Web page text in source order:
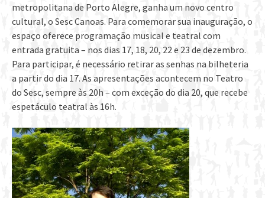
metropolitana de Porto Alegre, ganha um novo centro
cultural, o Sesc Canoas. Para comemorar sua inauguração, o
espaço oferece programação musical e teatral com
entrada gratuita – nos dias 17, 18, 20, 22 e 23 de dezembro.
Para participar, é necessário retirar as senhas na bilheteria
a partir do dia 17. As apresentações acontecem no Teatro
do Sesc, sempre às 20h – com exceção do dia 20, que recebe
espetáculo teatral às 16h.